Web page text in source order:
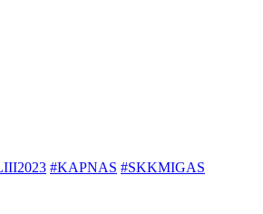
#KAPNAS #SKKMIGAS